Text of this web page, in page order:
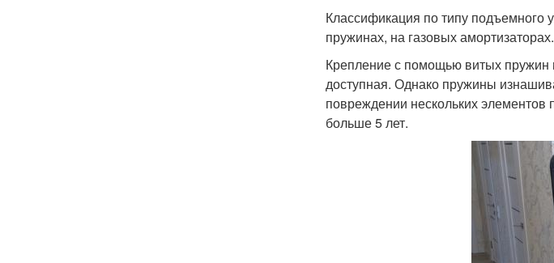
Классификация по типу подъемного
пружинах, на газовых амортизаторах.
Крепление с помощью витых пружин
доступная. Однако пружины
повреждении нескольких элементов
больше 5 лет.